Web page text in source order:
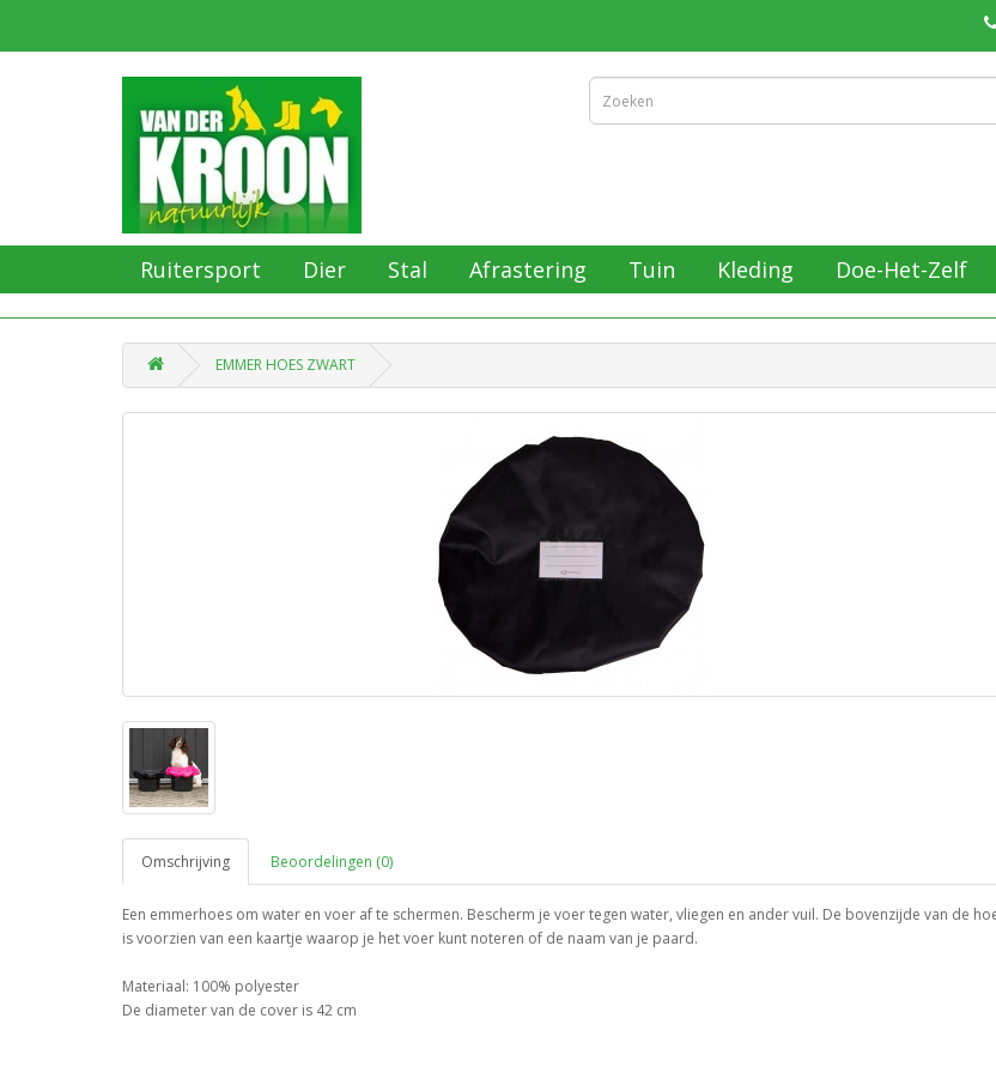
Ruitersport Dier Stal Afrastering Tuin Kleding Doe-Het-Zelf
EMMER HOES ZWART
Omschrijving Beoordelingen (0)
Een emmerhoes om water en voer af te schermen. Bescherm je voer tegen water, vliegen en ander vuil. De bovenzijde van de
is voorzien van een kaartje waarop je het voer kunt noteren of de naam van je paard.
Materiaal: 100% polyester
De diameter van de cover is 42 cm